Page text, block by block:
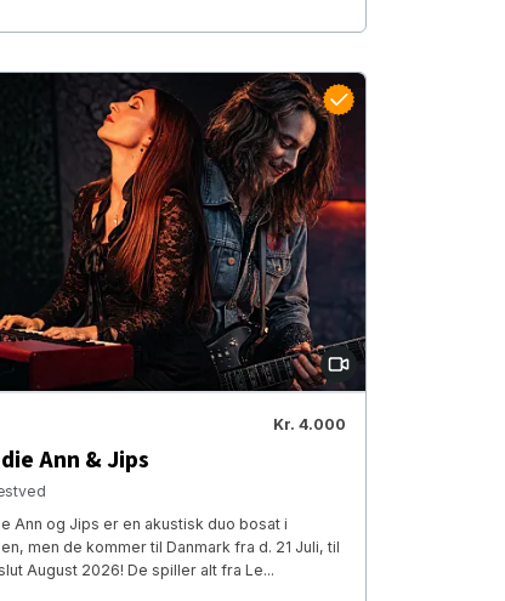
Kr. 4.000
Ann & Jips
Ann og Jips er en akustisk duo bosat i
men de kommer til Danmark fra d. 21 Juli, til
August 2026! De spiller alt fra Le...